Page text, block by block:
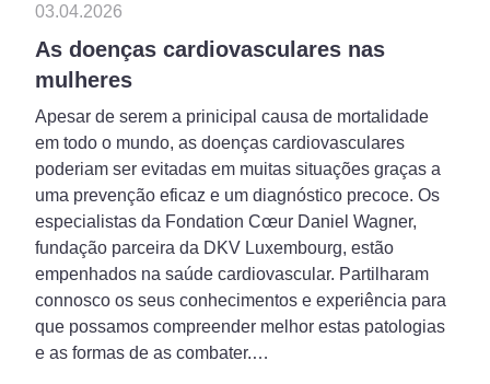
03.04.2026
As doenças cardiovasculares nas
mulheres
Apesar de serem a prinicipal causa de mortalidade
em todo o mundo, as doenças cardiovasculares
poderiam ser evitadas em muitas situações graças a
uma prevenção eficaz e um diagnóstico precoce. Os
especialistas da Fondation Cœur Daniel Wagner,
fundação parceira da DKV Luxembourg, estão
empenhados na saúde cardiovascular. Partilharam
connosco os seus conhecimentos e experiência para
que possamos compreender melhor estas patologias
e as formas de as combater.…